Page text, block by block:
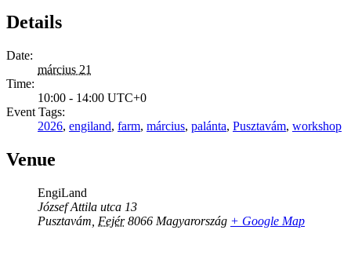
Details
Date:
március 21
Time:
10:00 - 14:00 UTC+0
Event Tags:
2026, engiland, farm, március, palánta, Pusztavám, workshop
Venue
EngiLand
József Attila utca 13
Pusztavám Fejér 8066 Magyarország + Google Map